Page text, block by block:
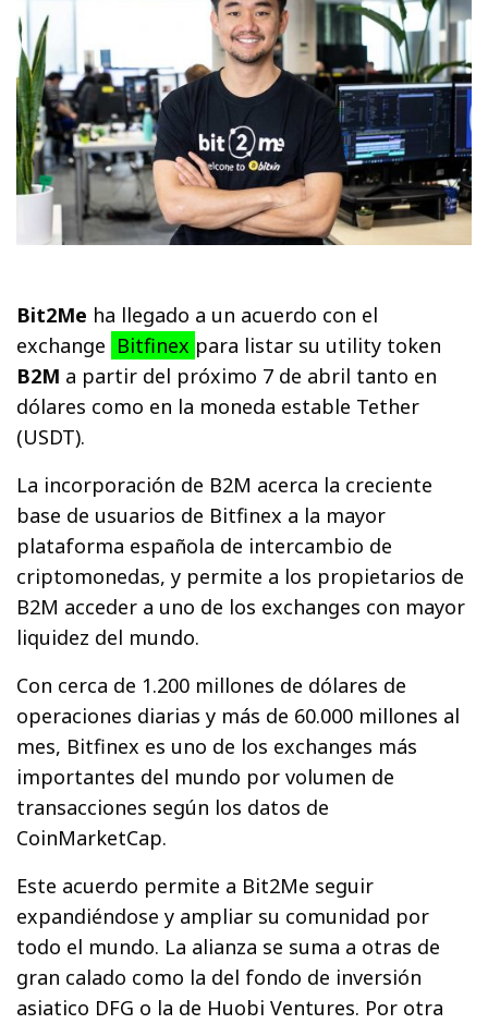
Bit2Me ha llegado a un acuerdo con el
exchange Bitfinex para listar su utility token
B2M a partir del próximo 7 de abril tanto en
dólares como en la moneda estable Tether
(USDT).
La incorporación de B2M acerca la creciente
base de usuarios de Bitfinex a la mayor
plataforma española de intercambio de
criptomonedas, y permite a los propietarios de
B2M acceder a uno de los exchanges con mayor
liquidez del mundo.
Con cerca de 1.200 millones de dólares de
operaciones diarias y más de 60.000 millones al
mes, Bitfinex es uno de los exchanges más
importantes del mundo por volumen de
transacciones según los datos de
CoinMarketCap.
Este acuerdo permite a Bit2Me seguir
expandiéndose y ampliar su comunidad por
todo el mundo. La alianza se suma a otras de
gran calado como la del fondo de inversión
asiatico DFG o la de Huobi Ventures. Por otra